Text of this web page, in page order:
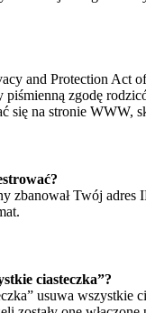
and Protection Act
piśmienną zgodę
się na stronie WWW,
zbanował Twój
ciasteczka”?
usuwa wszystkie